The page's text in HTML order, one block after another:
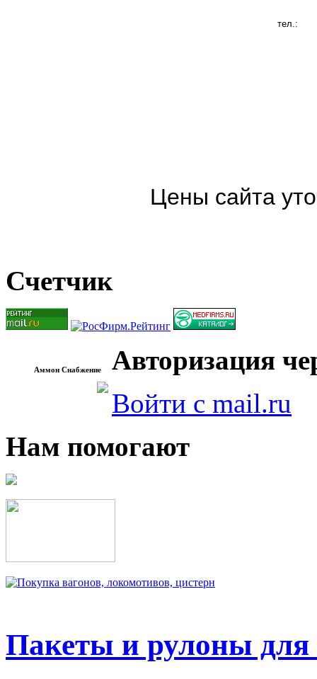
тел.:
Цены сайта
Счетчик
Аммон Снабжение
Авторизация
Войти с mail.ru
Нам помогают
Пакеты и рулоны для